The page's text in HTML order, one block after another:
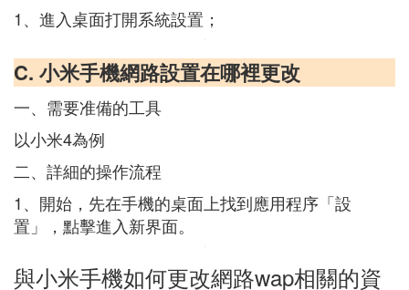
1、進入桌面打開系統設置；
C. 小米手機網路設置在哪裡更改
一、需要准備的工具
以小米4為例
二、詳細的操作流程
1、開始，先在手機的桌面上找到應用程序「設
置」，點擊進入新界面。
與小米手機如何更改網路wap相關的資